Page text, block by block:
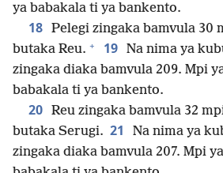
ya babakala ti ya bankento.
18 Pelegi zingaka bamvula 30
butaka Reu. + 19 Na nima ya
zingaka diaka bamvula 209. Mpi
babakala ti ya bankento.
20 Reu zingaka bamvula 32
butaka Serugi. 21
Na nima ya
zingaka diaka bamvula 207. Mpi